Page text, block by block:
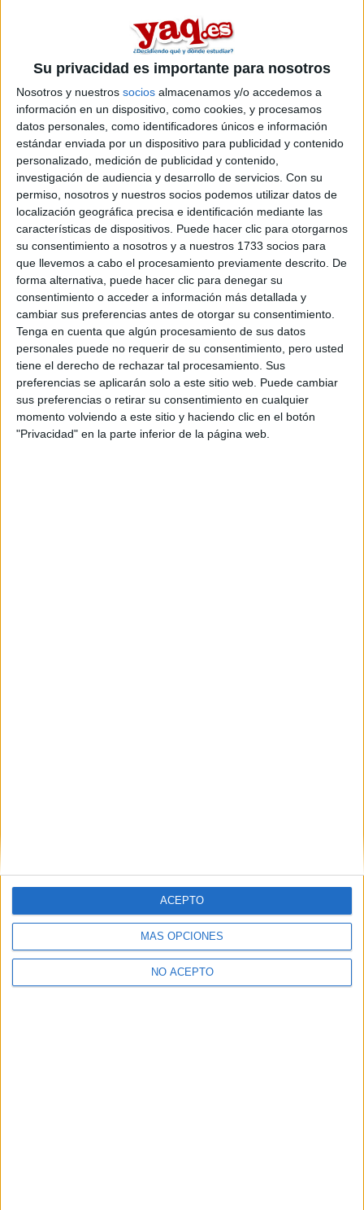
Su privacidad es importante para nosotros
Nosotros y nuestros socios almacenamos y/o accedemos a
información en un dispositivo, como cookies, y procesamos
datos personales, como identificadores únicos e información
estándar enviada por un dispositivo para publicidad y contenido
personalizado, medición de publicidad y contenido,
investigación de audiencia y desarrollo de servicios. Con su
permiso, nosotros y nuestros socios podemos utilizar datos de
localización geográfica precisa e identificación mediante las
características de dispositivos. Puede hacer clic para otorgarnos
su consentimiento a nosotros y a nuestros 1733 socios para
que llevemos a cabo el procesamiento previamente descrito. De
forma alternativa, puede hacer clic para denegar su
consentimiento o acceder a información más detallada y
cambiar sus preferencias antes de otorgar su consentimiento.
Tenga en cuenta que algún procesamiento de sus datos
personales puede no requerir de su consentimiento, pero usted
tiene el derecho de rechazar tal procesamiento. Sus
preferencias se aplicarán solo a este sitio web. Puede cambiar
sus preferencias o retirar su consentimiento en cualquier
momento volviendo a este sitio y haciendo clic en el botón
"Privacidad" en la parte inferior de la página web.
MÁS OPCIONES
NO ACEPTO
ACEPTO
Sobre ti
Soy:*
Chico
Chica
¿En qué año terminas (o terminaste) bachillerato o FP?
Soy estudiante de:*
Términos y Condiciones de Uso
Aceptolos Términos y Condicionesde uso*
Y como regalo de agradecimiento, por registrarte te daremos
gratis una copia de nuestro ebook con 100 consejos para tu
primer año de universidad